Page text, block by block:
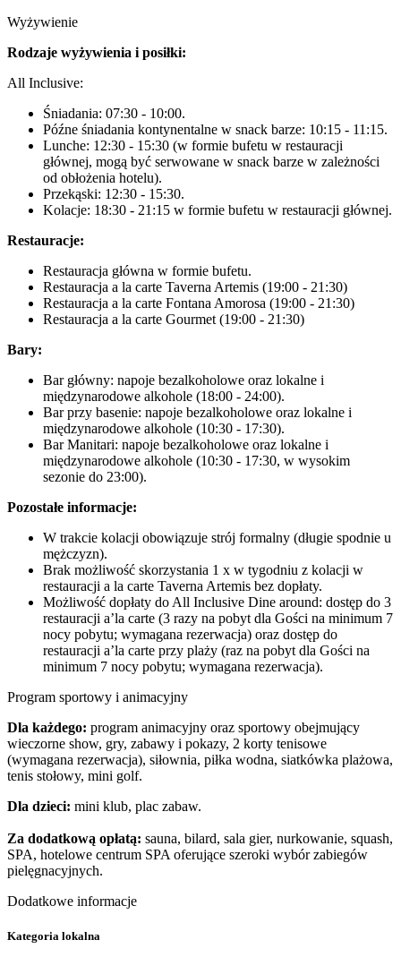
Wyżywienie
Rodzaje wyżywienia i posiłki:
All Inclusive:
Śniadania: 07:30 - 10:00.
Późne śniadania kontynentalne w snack barze: 10:15 - 11:15.
Lunche: 12:30 - 15:30 (w formie bufetu w restauracji
głównej, mogą być serwowane w snack barze w zależności
od obłożenia hotelu).
Przekąski: 12:30 - 15:30.
Kolacje: 18:30 - 21:15 w formie bufetu w restauracji głównej.
Restauracje:
Restauracja główna w formie bufetu.
Restauracja a la carte Taverna Artemis (19:00 - 21:30)
Restauracja a la carte Fontana Amorosa (19:00 - 21:30)
Restauracja a la carte Gourmet (19:00 - 21:30)
Bary:
Bar główny: napoje bezalkoholowe oraz lokalne i
międzynarodowe alkohole (18:00 - 24:00).
Bar przy basenie: napoje bezalkoholowe oraz lokalne i
międzynarodowe alkohole (10:30 - 17:30).
Bar Manitari: napoje bezalkoholowe oraz lokalne i
międzynarodowe alkohole (10:30 - 17:30, w wysokim
sezonie do 23:00).
Pozostałe informacje:
W trakcie kolacji obowiązuje strój formalny (długie spodnie u
mężczyzn).
Brak możliwość skorzystania 1 x w tygodniu z kolacji w
restauracji a la carte Taverna Artemis bez dopłaty.
Możliwość dopłaty do All Inclusive Dine around: dostęp do 3
restauracji a’la carte (3 razy na pobyt dla Gości na minimum 7
nocy pobytu; wymagana rezerwacja) oraz dostęp do
restauracji a’la carte przy plaży (raz na pobyt dla Gości na
minimum 7 nocy pobytu; wymagana rezerwacja).
Program sportowy i animacyjny
Dla każdego: program animacyjny oraz sportowy obejmujący
wieczorne show, gry, zabawy i pokazy, 2 korty tenisowe
(wymagana rezerwacja), siłownia, piłka wodna, siatkówka plażowa,
tenis stołowy, mini golf.
Dla dzieci: mini klub, plac zabaw.
Za dodatkową opłatą: sauna, bilard, sala gier, nurkowanie, squash,
SPA, hotelowe centrum SPA oferujące szeroki wybór zabiegów
pielęgnacyjnych.
Dodatkowe informacje
Kategoria lokalna